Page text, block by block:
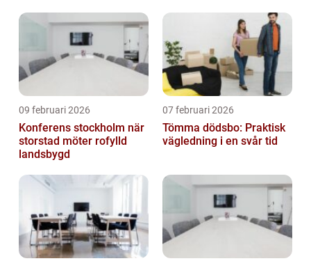
09 februari 2026
Konferens stockholm när
storstad möter rofylld
landsbygd
07 februari 2026
Tömma dödsbo: Praktisk
vägledning i en svår tid